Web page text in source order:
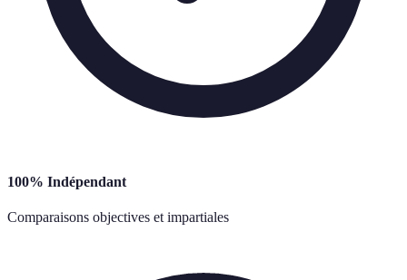
100% Indépendant
Comparaisons objectives et impartiales